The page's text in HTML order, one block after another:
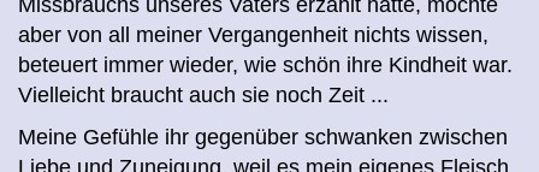
Missbrauchs unseres Vaters erzählt hatte, möchte
aber von all meiner Vergangenheit nichts wissen,
beteuert immer wieder, wie schön ihre Kindheit war.
Vielleicht braucht auch sie noch Zeit ...
Meine Gefühle ihr gegenüber schwanken zwischen